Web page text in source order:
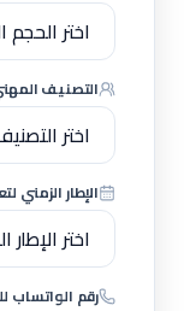
التصنيف
الإطار الزمني
رقم الواتساب